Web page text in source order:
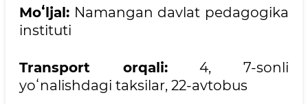
Moʻljal: Namangan davlat pedagogika
instituti
Transport orqali:4, 7-sonli
yoʻnalishdagi taksilar, 22-avtobus